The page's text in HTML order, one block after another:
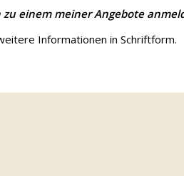
einem meiner Angebote
Informationen in Schriftform.